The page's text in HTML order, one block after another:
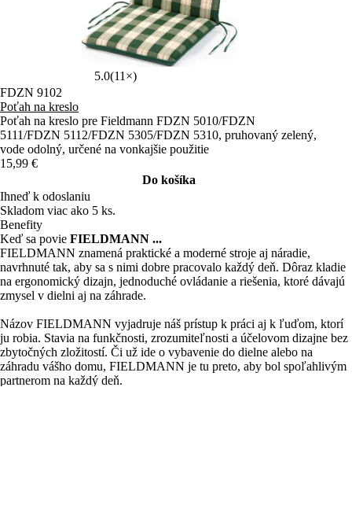
5.0(11×)
FDZN 9102
Poťah na kreslo
Poťah na kreslo pre Fieldmann FDZN 5010/FDZN
5111/FDZN 5112/FDZN 5305/FDZN 5310, pruhovaný zelený,
vode odolný, určené na vonkajšie použitie
15,99 €
Do košíka
Ihneď k odoslaniu
Skladom viac ako 5 ks.
Benefity
Keď sa povie FIELDMANN ...
FIELDMANN znamená praktické a moderné stroje aj náradie,
navrhnuté tak, aby sa s nimi dobre pracovalo každý deň. Dôraz kladie
na ergonomický dizajn, jednoduché ovládanie a riešenia, ktoré dávajú
zmysel v dielni aj na záhrade.
Názov FIELDMANN vyjadruje náš prístup k práci aj k ľuďom, ktorí
ju robia. Stavia na funkčnosti, zrozumiteľnosti a účelovom dizajne bez
zbytočných zložitostí. Či už ide o vybavenie do dielne alebo na
záhradu vášho domu, FIELDMANN je tu preto, aby bol spoľahlivým
partnerom na každý deň.